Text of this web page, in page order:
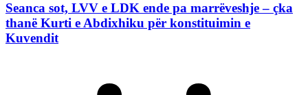
Seanca sot, LVV e LDK ende pa marrëveshje – çka
thanë Kurti e Abdixhiku për konstituimin e
Kuvendit